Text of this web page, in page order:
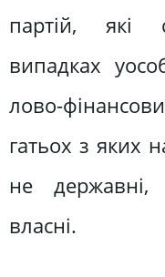
партій, які
випадках
лово-
гатьох з яких
не державні,
власні.